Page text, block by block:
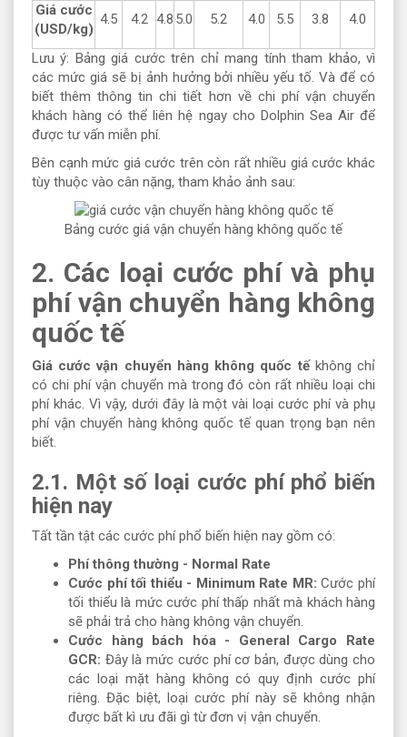
Giá cước
(USD/kg)
4.5 4.2 4.8 5.0 5.2 4.0 5.5 3.8 4.0
Lưu ý: Bảng giá cước trên chỉ mang tính tham khảo, vì
các mức giá sẽ bị ảnh hưởng bởi nhiều yếu tố. Và để có
biết thêm thông tin chi tiết hơn về chi phí vận chuyển
khách hàng có thể liên hệ ngay cho Dolphin Sea Air để
được tư vấn miễn phí.
Bên cạnh mức giá cước trên còn rất nhiều giá cước khác
tùy thuộc vào cân nặng, tham khảo ảnh sau:
Bảng cước giá vận chuyển hàng không quốc tế
2. Các loại cước phí và phụ
phí vận chuyển hàng không
quốc tế
Giá cước vận chuyển hàng không quốc tếkhông chỉ
có chi phí vận chuyển mà trong đó còn rất nhiều loại chi
phí khác. Vì vậy, dưới đây là một vài loại cước phí và phụ
phí vận chuyển hàng không quốc tế quan trọng bạn nên
biết.
2.1. Một số loại cước phí phổ biến
hiện nay
Tất tần tật các cước phí phổ biến hiện nay gồm có:
Phí thông thường - Normal Rate
Cước phí tối thiểu - Minimum Rate MR: Cước phí
tối thiểu là mức cước phí thấp nhất mà khách hàng
sẽ phải trả cho hàng không vận chuyển.
Cước hàng bách hóa - General Cargo Rate
GCR: Đây là mức cước phí cơ bản, được dùng cho
các loại mặt hàng không có quy định cước phí
riêng. Đặc biệt, loại cước phí này sẽ không nhận
được bất kì ưu đãi gì từ đơn vị vận chuyển.